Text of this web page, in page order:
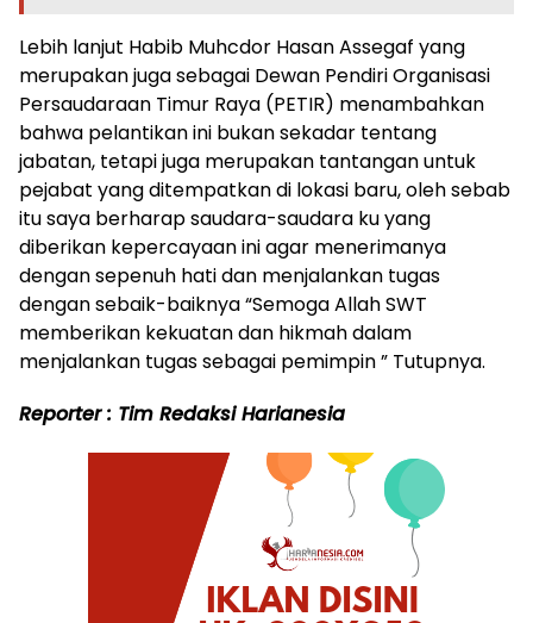
Lebih lanjut Habib Muhcdor Hasan Assegaf yang
merupakan juga sebagai Dewan Pendiri Organisasi
Persaudaraan Timur Raya (PETIR) menambahkan
bahwa pelantikan ini bukan sekadar tentang
jabatan, tetapi juga merupakan tantangan untuk
pejabat yang ditempatkan di lokasi baru, oleh sebab
itu saya berharap saudara-saudara ku yang
diberikan kepercayaan ini agar menerimanya
dengan sepenuh hati dan menjalankan tugas
dengan sebaik-baiknya “Semoga Allah SWT
memberikan kekuatan dan hikmah dalam
menjalankan tugas sebagai pemimpin ” Tutupnya.
Reporter : Tim Redaksi Harianesia